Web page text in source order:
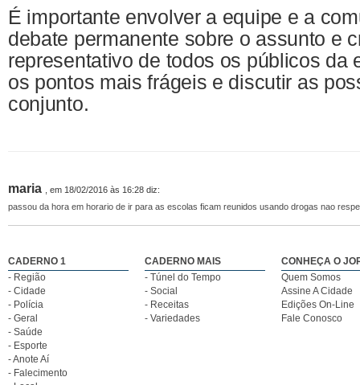
É importante envolver a equipe e a
debate permanente sobre o assunto e
representativo de todos os públicos da
os pontos mais frágeis e discutir as
conjunto.
maria
, em 18/02/2016 às 16:28 diz:
passou da hora em horario de ir para as escolas ficam reunidos usando drogas nao
CADERNO 1
- Região
- Cidade
- Polícia
- Geral
- Saúde
- Esporte
- Anote Aí
- Falecimento
CADERNO MAIS
- Túnel do Tempo
- Social
- Receitas
- Variedades
CONHEÇA O
Quem Somos
Assine A Cidade
Edições On-Line
Fale Conosco